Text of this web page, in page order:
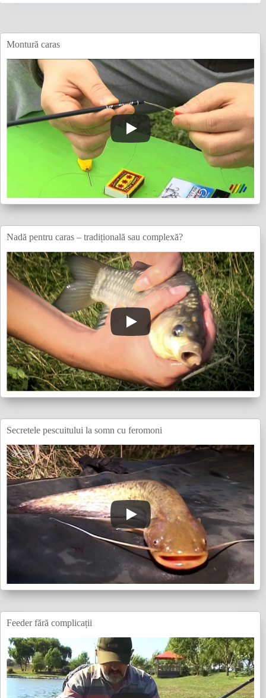
Montură caras
Nadă pentru caras – tradițională sau complexă?
Secretele pescuitului la somn cu feromoni
Feeder fără complicații